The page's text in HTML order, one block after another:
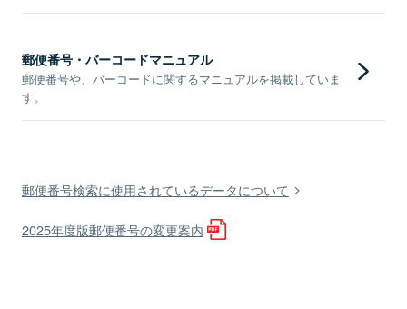
郵便番号・バーコードマニュアル
郵便番号や、バーコードに関するマニュアルを掲載していま
す。
郵便番号検索に使用されているデータについて
2025年度版郵便番号の変更案内